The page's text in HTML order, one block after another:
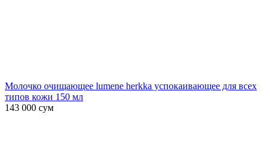
Молочко очищающее lumene herkka успокаивающее для всех
типов кожи 150 мл
143 000 сум